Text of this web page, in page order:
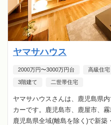
ヤマサハウス
2000万円〜3000万円台 高級住
3階建て 二世帯住宅
ヤマサハウスさんは、鹿児島県
カーです。鹿児島市、鹿屋市、
鹿児島県全域(離島を除く)で新